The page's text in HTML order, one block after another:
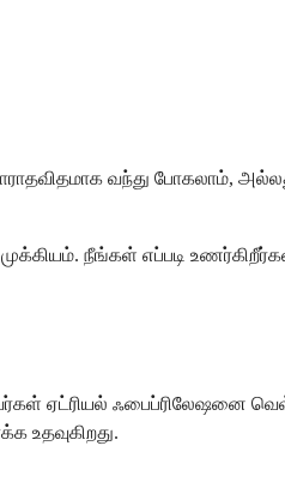
வந்து போகலாம்,
நீங்கள் எப்படி
ஏட்ரியல் ஃபைப்ரிலேஷனை
உதவுகிறது.